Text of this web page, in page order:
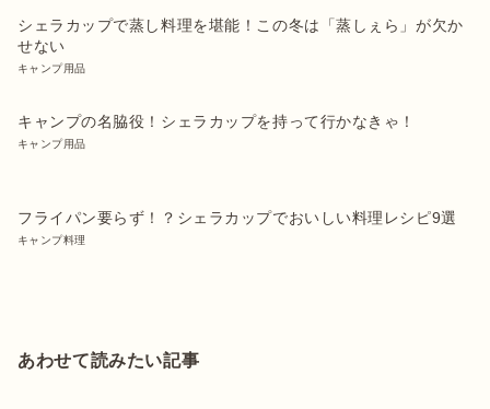
シェラカップで蒸し料理を堪能！この冬は「蒸しぇら」が欠か
せない
キャンプ用品
キャンプの名脇役！シェラカップを持って行かなきゃ！
キャンプ用品
フライパン要らず！？シェラカップでおいしい料理レシピ9選
キャンプ料理
あわせて読みたい記事